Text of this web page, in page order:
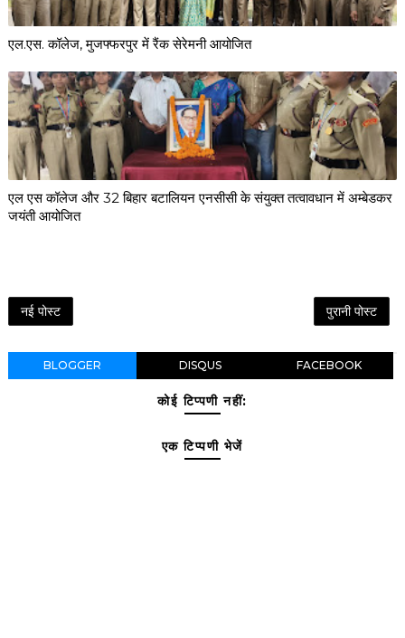
एल.एस. कॉलेज, मुजफ्फरपुर में रैंक सेरेमनी आयोजित
एल एस कॉलेज और 32 बिहार बटालियन एनसीसी के संयुक्त तत्वावधान में अम्बेडकर
जयंती आयोजित
नई पोस्ट पुरानी पोस्ट
BLOGGER DISQUS FACEBOOK
कोई टिप्पणी नहीं:
एक टिप्पणी भेजें